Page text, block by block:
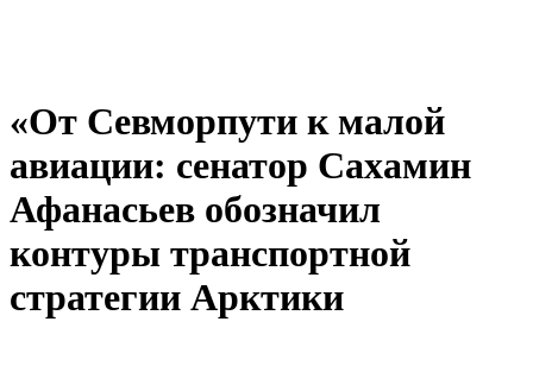
«От Севморпути к малой
авиации: сенатор Сахамин
Афанасьев обозначил
контуры транспортной
стратегии Арктики